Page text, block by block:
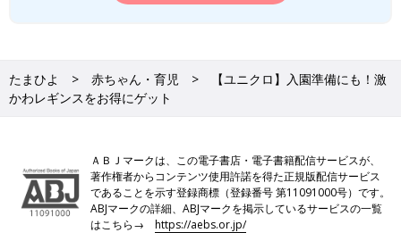
たまひよ 赤ちゃん・育児
【ユニクロ】入園準備にも！激
かわレギンスをお得にゲット
ＡＢＪマークは、この電子書店・電子書籍配信サービスが、
著作権者からコンテンツ使用許諾を得た正規版配信サービス
であることを示す登録商標（登録番号 第11091000号）です。
ABJマークの詳細、ABJマークを掲示しているサービスの一覧
はこちら→https://aebs.or.jp/